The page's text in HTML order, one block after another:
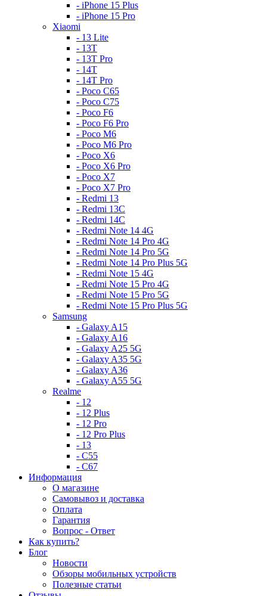
- iPhone 15 Plus
- iPhone 15 Pro
Xiaomi
- 13 Lite
- 13T
- 13T Pro
- 14T
- 14T Pro
- Poco C65
- Poco C75
- Poco F6
- Poco F6 Pro
- Poco M6
- Poco M6 Pro
- Poco X6
- Poco X6 Pro
- Poco X7
- Poco X7 Pro
- Redmi 13
- Redmi 13C
- Redmi 14C
- Redmi Note 14 4G
- Redmi Note 14 Pro 4G
- Redmi Note 14 Pro 5G
- Redmi Note 14 Pro Plus 5G
- Redmi Note 15 4G
- Redmi Note 15 Pro 4G
- Redmi Note 15 Pro 5G
- Redmi Note 15 Pro Plus 5G
Samsung
- Galaxy A15
- Galaxy A16
- Galaxy A25 5G
- Galaxy A35 5G
- Galaxy A36
- Galaxy A55 5G
Realme
- 12
- 12 Plus
- 12 Pro
- 12 Pro Plus
- 13
- C55
- C67
Информация
О магазине
Самовывоз и доставка
Оплата
Гарантия
Вопрос - Ответ
Как купить?
Блог
Новости
Обзоры мобильных устройств
Полезные статьи